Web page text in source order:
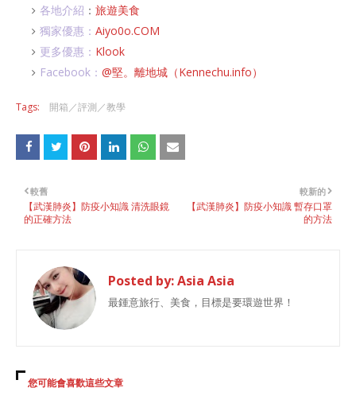
各地介紹 ： 旅遊美食
獨家優惠： Aiyo0o.COM
更多優惠： Klook
Facebook： @堅。離地城（Kennechu.info）
Tags: 開箱／評測／教學
較新的
【武漢肺炎】防疫小知識 暫存口罩
的方法
較舊
【武漢肺炎】防疫小知識 清洗眼鏡
的正確方法
Posted by:Asia Asia
最鍾意旅行、美食，目標是要環遊世界！
您可能會喜歡這些文章